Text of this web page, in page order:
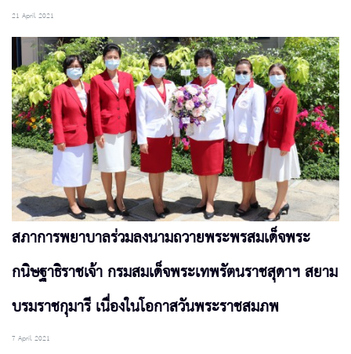
21 April 2021
สภาการพยาบาลร่วมลงนามถวายพระพรสมเด็จพระ
กนิษฐาธิราชเจ้า กรมสมเด็จพระเทพรัตนราชสุดาฯ สยาม
บรมราชกุมารี เนื่องในโอกาสวันพระราชสมภพ
7 April 2021